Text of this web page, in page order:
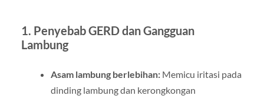
1. Penyebab GERD dan Gangguan
Lambung
Asam lambung berlebihan:Memicu iritasi pada
dinding lambung dan kerongkongan